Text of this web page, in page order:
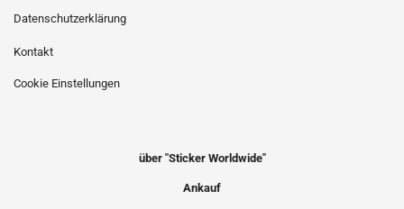
Datenschutzerklärung
Kontakt
Cookie Einstellungen
über "Sticker Worldwide"
Ankauf